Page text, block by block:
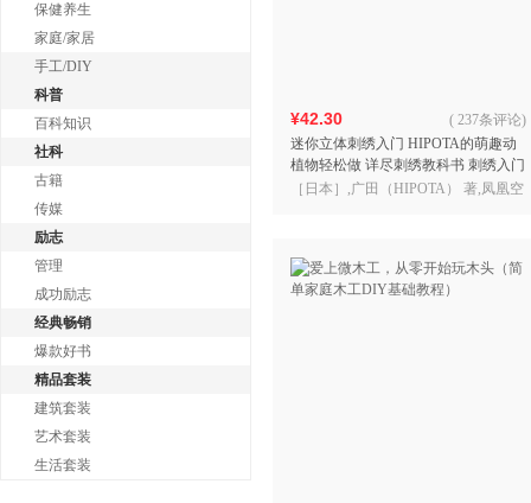
保健养生
家庭/家居
手工/DIY
科普
百科知识
社科
古籍
传媒
励志
管理
成功励志
经典畅销
爆款好书
精品套装
建筑套装
艺术套装
生活套装
¥42.30
迷你立体刺绣入门 HIPOTA的萌趣动
植物轻松做 详尽刺绣教科书 刺绣入门
基础针法超图解手工刺绣入门书刺绣
( 237条评论)
［日本］,广田（HIPOTA） 著,凤凰空